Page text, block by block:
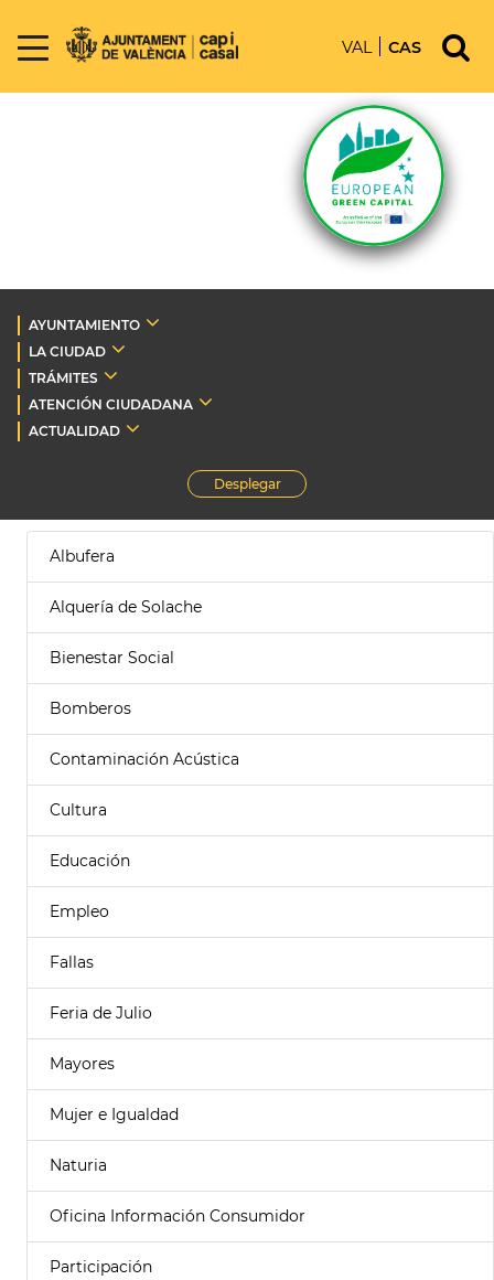
VAL CAS
AYUNTAMIENTO
LA CIUDAD
TRÁMITES
ATENCIÓN CIUDADANA
ACTUALIDAD
Desplegar
Albufera
Alquería de Solache
Bienestar Social
Bomberos
Contaminación Acústica
Cultura
Educación
Empleo
Fallas
Feria de Julio
Mayores
Mujer e Igualdad
Naturia
Oficina Información Consumidor
Participación